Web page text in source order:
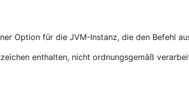
Option für die JVM-Instanz, die den Befehl
enthalten, nicht ordnungsgemäß